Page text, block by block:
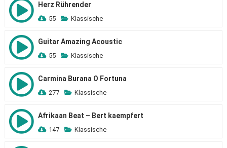
Herz Rührender
55 Klassische
Guitar Amazing Acoustic
55 Klassische
Carmina Burana O Fortuna
277 Klassische
Afrikaan Beat – Bert kaempfert
147 Klassische